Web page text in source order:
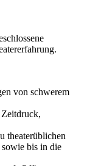
von schwerem
theaterüblichen
sowie bis in die